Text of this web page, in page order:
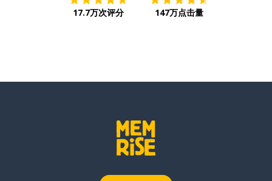
17.7万次评分 147万点击量